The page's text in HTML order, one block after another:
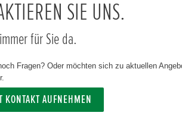
SIE UNS.
für Sie da.
Fragen? Oder möchten sich zu aktuellen
KONTAKT AUFNEHMEN